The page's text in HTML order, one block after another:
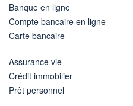
Banque en ligne
Compte bancaire en ligne
Carte bancaire
Assurance vie
Crédit immobilier
Prêt personnel